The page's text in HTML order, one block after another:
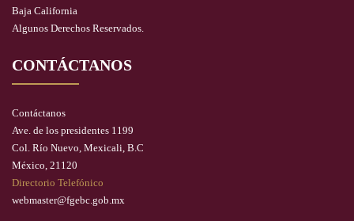
Baja California
Algunos Derechos Reservados.
CONTÁCTANOS
Contáctanos
Ave. de los presidentes 1199
Col. Río Nuevo, Mexicali, B.C
México, 21120
Directorio Telefónico
webmaster@fgebc.gob.mx